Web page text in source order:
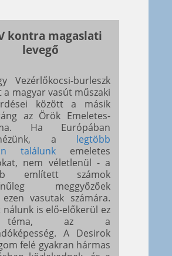
kontra magaslati
levegő
Vezérlőkocsi-burleszk
a magyar vasút műszaki
között a másik
az Örök Emeletes-
Ha Európában
a legtöbb
találunk emeletes
nem véletlenül - a
említett számok
meggyőzőek
vasutak számára.
is elő-előkerül ez
az a
A Desirok
felé gyakran hármas